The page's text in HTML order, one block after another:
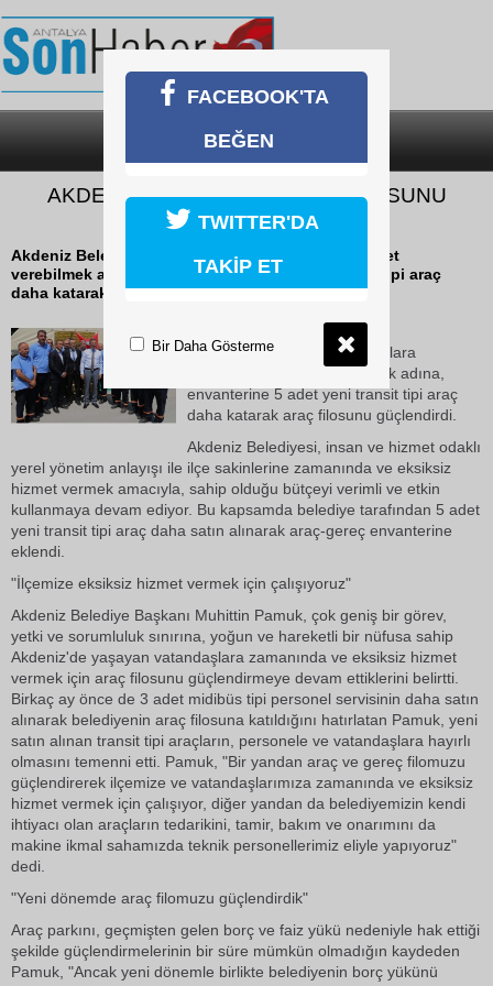
SON DAKİKA
AKDENİZ BELEDİYESİ ARAÇ FİLOSUNU
GÜÇLENDİRDİ
Akdeniz Belediyesi, vatandaşlara zamanında hizmet
verebilmek adına, envanterine 5 adet yeni transit tipi araç
daha katarak araç filosunu güçlendirdi.
25 Ekim 2018 Perşembe 10:08
Akdeniz Belediyesi, vatandaşlara
zamanında hizmet verebilmek adına,
envanterine 5 adet yeni transit tipi araç
daha katarak araç filosunu güçlendirdi.
Akdeniz Belediyesi, insan ve hizmet odaklı
yerel yönetim anlayışı ile ilçe sakinlerine zamanında ve eksiksiz
hizmet vermek amacıyla, sahip olduğu bütçeyi verimli ve etkin
kullanmaya devam ediyor. Bu kapsamda belediye tarafından 5 adet
yeni transit tipi araç daha satın alınarak araç-gereç envanterine
eklendi.
"İlçemize eksiksiz hizmet vermek için çalışıyoruz"
Akdeniz Belediye Başkanı Muhittin Pamuk, çok geniş bir görev,
yetki ve sorumluluk sınırına, yoğun ve hareketli bir nüfusa sahip
Akdeniz'de yaşayan vatandaşlara zamanında ve eksiksiz hizmet
vermek için araç filosunu güçlendirmeye devam ettiklerini belirtti.
Birkaç ay önce de 3 adet midibüs tipi personel servisinin daha satın
alınarak belediyenin araç filosuna katıldığını hatırlatan Pamuk, yeni
satın alınan transit tipi araçların, personele ve vatandaşlara hayırlı
olmasını temenni etti. Pamuk, "Bir yandan araç ve gereç filomuzu
güçlendirerek ilçemize ve vatandaşlarımıza zamanında ve eksiksiz
hizmet vermek için çalışıyor, diğer yandan da belediyemizin kendi
ihtiyacı olan araçların tedarikini, tamir, bakım ve onarımını da
makine ikmal sahamızda teknik personellerimiz eliyle yapıyoruz"
dedi.
"Yeni dönemde araç filomuzu güçlendirdik"
Araç parkını, geçmişten gelen borç ve faiz yükü nedeniyle hak ettiği
şekilde güçlendirmelerinin bir süre mümkün olmadığın kaydeden
Pamuk, "Ancak yeni dönemle birlikte belediyenin borç yükünü
FACEBOOK'TA
BEĞEN
TWITTER'DA
TAKİP ET
Bir Daha Gösterme